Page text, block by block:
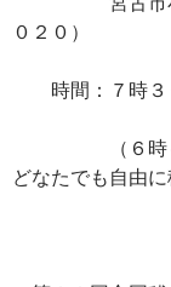
０２０）
時間：７時３
（６時～９時
どなたでも自由に